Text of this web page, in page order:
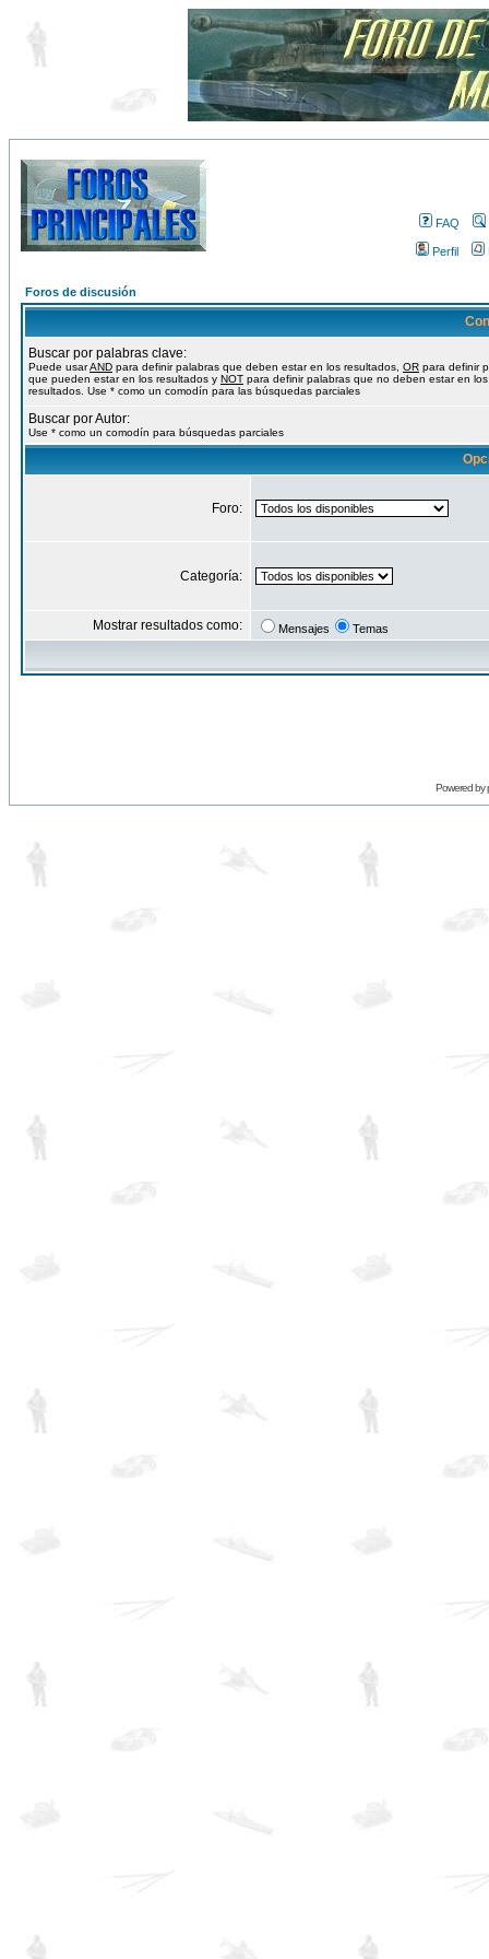
FAQ
Perfil
Foros de discusión
Buscar por palabras clave:
Puede usarAND para definir palabras que deben estar en los resultados, OR para definir
que pueden estar en los resultados y NOT para definir palabras que no deben estar en los
resultados. Use * como un comodín para las búsquedas parciales
Buscar por Autor:
Use * como un comodín para búsquedas parciales
Foro:
Categoría:
Mostrar resultados como: Mensajes Temas
Powered by